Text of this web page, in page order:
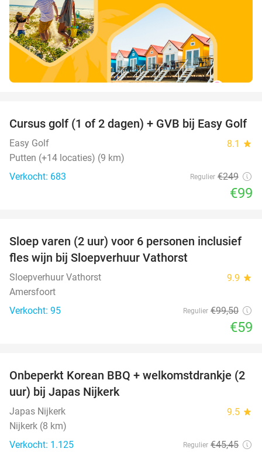
60%
Cursus golf (1 of 2 dagen) + GVB bij Easy Golf
Easy Golf 8.1 star
Putten (+14 locaties) (9 km)
Verkocht: 683
Regulier €249
€99
41%
Sloep varen (2 uur) voor 6 personen inclusief
fles wijn bij Sloepverhuur Vathorst
Sloepverhuur Vathorst 9.9 star
Amersfoort
Verkocht: 95
Regulier €99,50
€59
34%
Onbeperkt Korean BBQ + welkomstdrankje (2
uur) bij Japas Nijkerk
Japas Nijkerk 9.5 star
Nijkerk (8 km)
Verkocht: 1.125
Regulier €45,45